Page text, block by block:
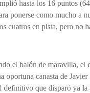
hasta los 16 puntos
ponerse como mucho a
cuatros en pista, pero no
el balón de maravilla, el
oportuna canasta de
que disparó ya la